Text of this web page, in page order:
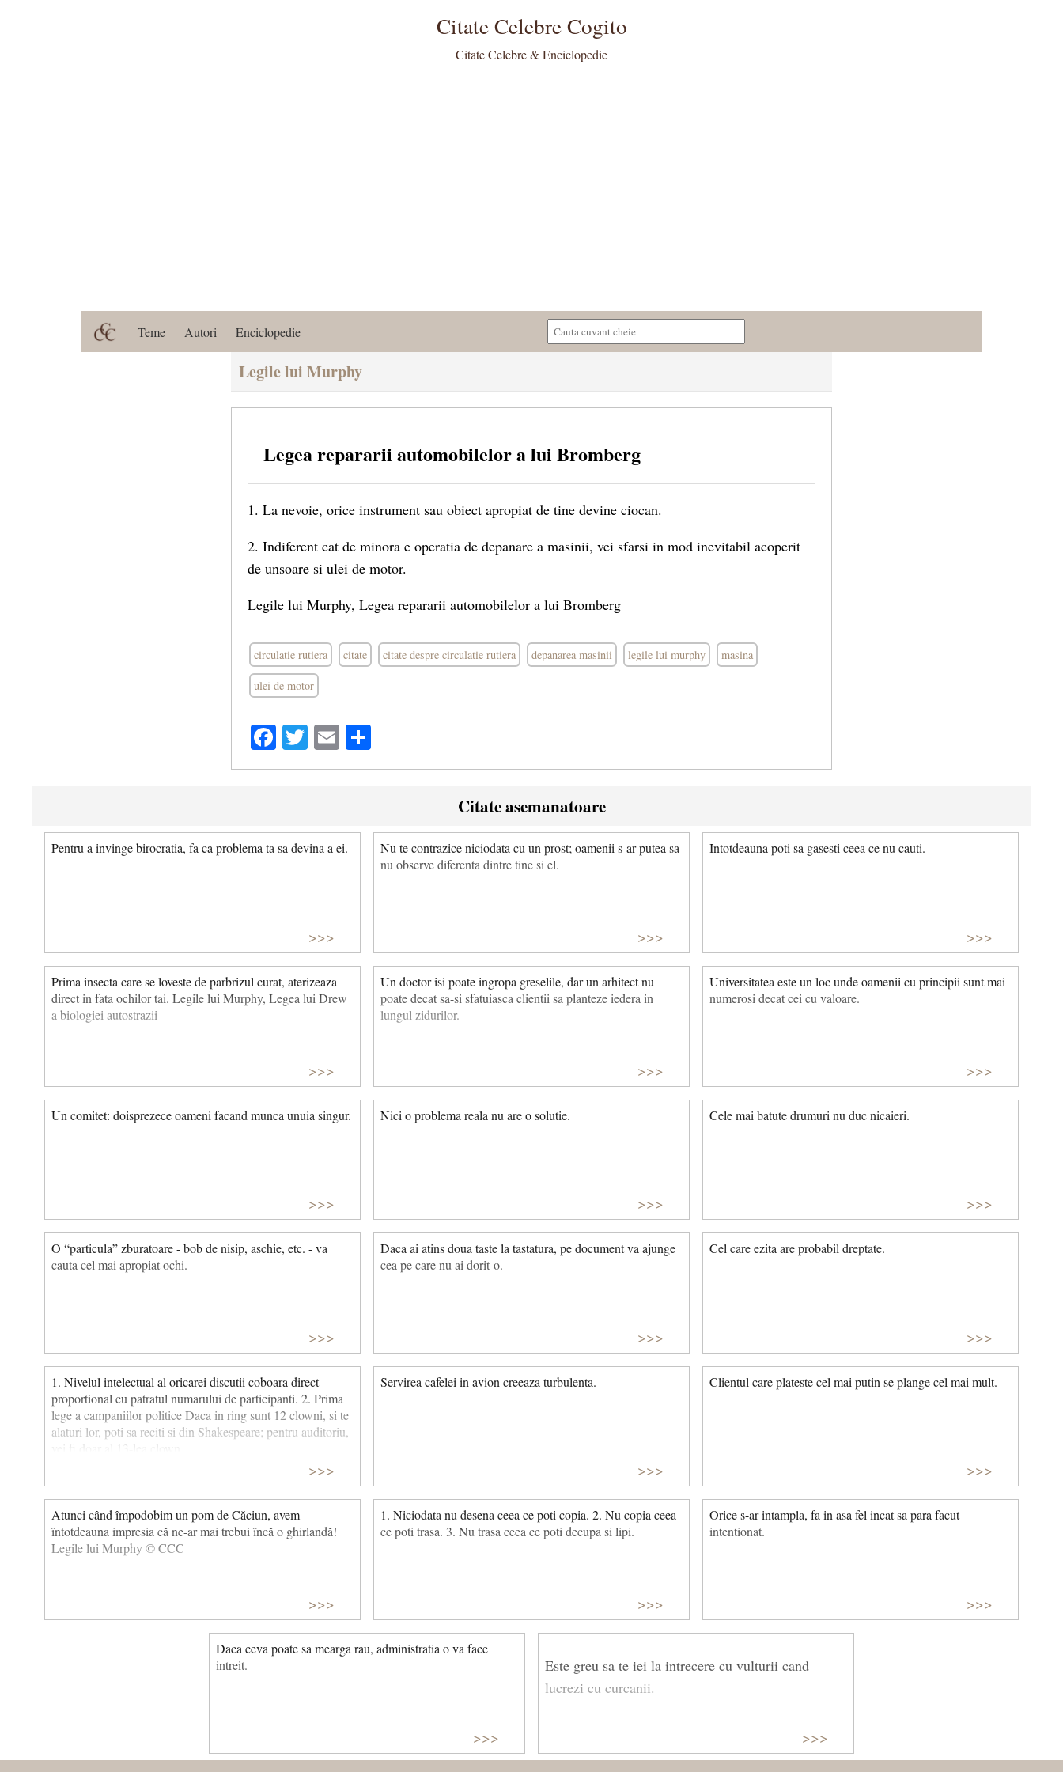
Citate Celebre Cogito
Citate Celebre & Enciclopedie
Teme Autori Enciclopedie
Legile lui Murphy
Legea repararii automobilelor a lui Bromberg
1. La nevoie, orice instrument sau obiect apropiat de tine devine ciocan.
2. Indiferent cat de minora e operatia de depanare a masinii, vei sfarsi in mod inevitabil acoperit
de unsoare si ulei de motor.
Legile lui Murphy, Legea repararii automobilelor a lui Bromberg
circulatie rutiera citate citate despre circulatie rutiera depanarea masinii legile lui murphy masina
ulei de motor
Facebook
Twitter
Email
Citate asemanatoare
Pentru a invinge birocratia, fa ca problema ta sa devina a ei.
>>>
Nu te contrazice niciodata cu un prost; oamenii s-ar putea sa
nu observe diferenta dintre tine si el.
>>>
Intotdeauna poti sa gasesti ceea ce nu cauti.
>>>
Prima insecta care se loveste de parbrizul curat, aterizeaza
direct in fata ochilor tai. Legile lui Murphy, Legea lui Drew
a biologiei autostrazii
>>>
Un doctor isi poate ingropa greselile, dar un arhitect nu
poate decat sa-si sfatuiasca clientii sa planteze iedera in
lungul zidurilor.
>>>
Universitatea este un loc unde oamenii cu principii sunt mai
numerosi decat cei cu valoare.
>>>
Un comitet: doisprezece oameni facand munca unuia singur.
>>>
Nici o problema reala nu are o solutie.
>>>
Cele mai batute drumuri nu duc nicaieri.
>>>
O “particula” zburatoare - bob de nisip, aschie, etc. - va
cauta cel mai apropiat ochi.
>>>
Daca ai atins doua taste la tastatura, pe document va ajunge
cea pe care nu ai dorit-o.
>>>
Cel care ezita are probabil dreptate.
>>>
1. Nivelul intelectual al oricarei discutii coboara direct
proportional cu patratul numarului de participanti. 2. Prima
lege a campaniilor politice Daca in ring sunt 12 clowni, si te
alaturi lor, poti sa reciti si din Shakespeare; pentru auditoriu,
vei fi doar al 13-lea clown.
>>>
Servirea cafelei in avion creeaza turbulenta.
>>>
Clientul care plateste cel mai putin se plange cel mai mult.
>>>
Atunci când împodobim un pom de Căciun, avem
întotdeauna impresia că ne-ar mai trebui încă o ghirlandă!
Legile lui Murphy © CCC
>>>
1. Niciodata nu desena ceea ce poti copia. 2. Nu copia ceea
ce poti trasa. 3. Nu trasa ceea ce poti decupa si lipi.
>>>
Orice s-ar intampla, fa in asa fel incat sa para facut
intentionat.
>>>
Daca ceva poate sa mearga rau, administratia o va face
intreit.
>>>
Este greu sa te iei la intrecere cu vulturii cand
lucrezi cu curcanii.
>>>